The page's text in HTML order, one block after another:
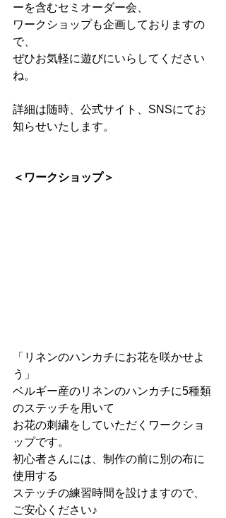
ーを含むセミオーダー会、
ワークショップも企画しておりますの
で、
ぜひお気軽に遊びにいらしてください
ね。
詳細は随時、公式サイト、SNSにてお
知らせいたします。
＜ワークショップ＞
「リネンのハンカチにお花を咲かせよ
う」
ベルギー産のリネンのハンカチに5種類
のステッチを用いて
お花の刺繍をしていただくワークショ
ップです。
初心者さんには、制作の前に別の布に
使用する
ステッチの練習時間を設けますので、
ご安心ください♪